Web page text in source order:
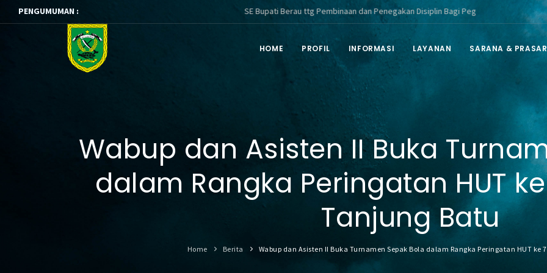
PENGUMUMAN : SE Bupati Berau ttg Pembinaan dan Penegakan Disiplin Bagi Pegawai ASN di Lingkungan
HOME PROFIL INFORMASI LAYANAN SARANA &
Wabup dan Asisten II Buka
dalam Rangka Peringatan HUT
Tanjung Batu
Home Berita Wabup dan Asisten II Buka Turnamen Sepak Bola dalam Rangka Peringatan HUT ke